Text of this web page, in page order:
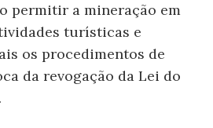
permitir a mineração em
turísticas e
os procedimentos de
da revogação da Lei do